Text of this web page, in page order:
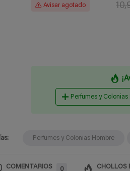
Avisar agotado
Perfumes y Colonias
Perfumes y Colonias Hombre
COMENTARIOS 0 CHOLLOS